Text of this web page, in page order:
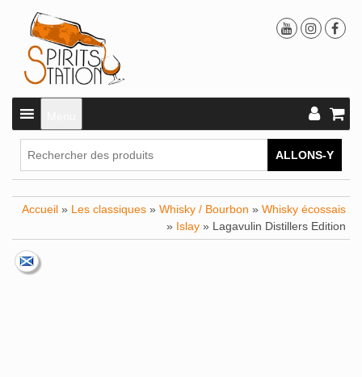
ALLONS-Y
Accueil » Les classiques » Whisky / Bourbon » Whisky écossais
» Islay » Lagavulin Distillers Edition